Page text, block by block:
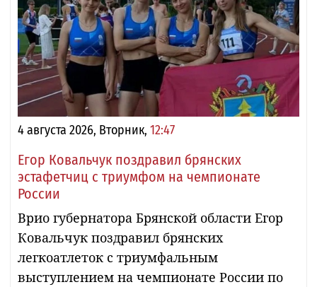
4 августа 2026, Вторник, 12:47
Егор Ковальчук поздравил брянских
эстафетчиц с триумфом на чемпионате
России
Врио губернатора Брянской области Егор
Ковальчук поздравил брянских
легкоатлеток с триумфальным
выступлением на чемпионате России по